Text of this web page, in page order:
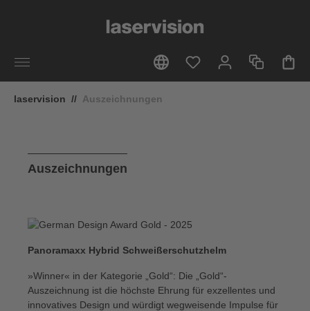
laservision // Auszeichnungen
Auszeichnungen
Panoramaxx Hybrid Schweißerschutzhelm
»Winner« in der Kategorie „Gold“: Die „Gold“-
Auszeichnung ist die höchste Ehrung für exzellentes und
innovatives Design und würdigt wegweisende Impulse für